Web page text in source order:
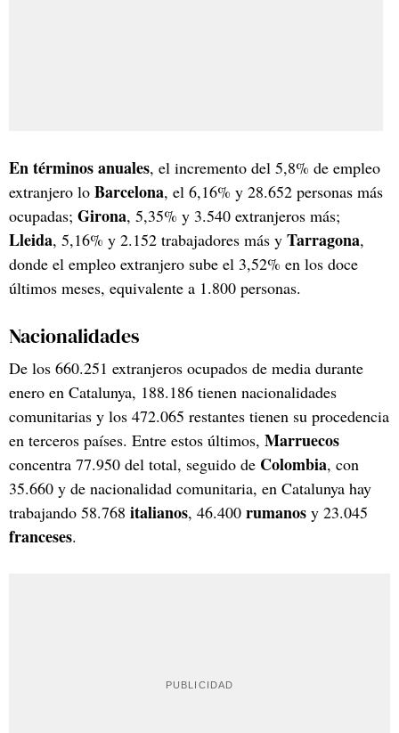
En términos anuales, el incremento del 5,8% de empleo
extranjero lo Barcelona, el 6,16% y 28.652 personas más
ocupadas; Girona, 5,35% y 3.540 extranjeros más;
Lleida, 5,16% y 2.152 trabajadores más y Tarragona,
donde el empleo extranjero sube el 3,52% en los doce
últimos meses, equivalente a 1.800 personas.
Nacionalidades
De los 660.251 extranjeros ocupados de media durante
enero en Catalunya, 188.186 tienen nacionalidades
comunitarias y los 472.065 restantes tienen su procedencia
en terceros países. Entre estos últimos, Marruecos
concentra 77.950 del total, seguido de Colombia, con
35.660 y de nacionalidad comunitaria, en Catalunya hay
trabajando 58.768 italianos, 46.400 rumanos y 23.045
franceses.